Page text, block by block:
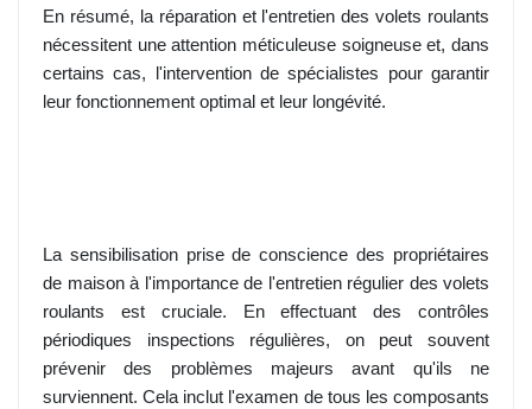
En résumé, la réparation et l'entretien des volets roulants
nécessitent une attention méticuleuse soigneuse et, dans
certains cas, l'intervention de spécialistes pour garantir
leur fonctionnement optimal et leur longévité.
La sensibilisation prise de conscience des propriétaires
de maison à l'importance de l'entretien régulier des volets
roulants est cruciale. En effectuant des contrôles
périodiques inspections régulières, on peut souvent
prévenir des problèmes majeurs avant qu'ils ne
surviennent. Cela inclut l'examen de tous les composants